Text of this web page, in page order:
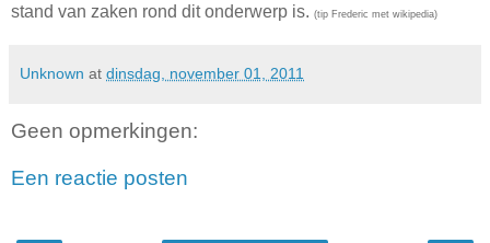
stand van zaken rond dit onderwerp is. (tip Frederic met wikipedia)
Unknown at dinsdag, november 01, 2011
Geen opmerkingen:
Een reactie posten